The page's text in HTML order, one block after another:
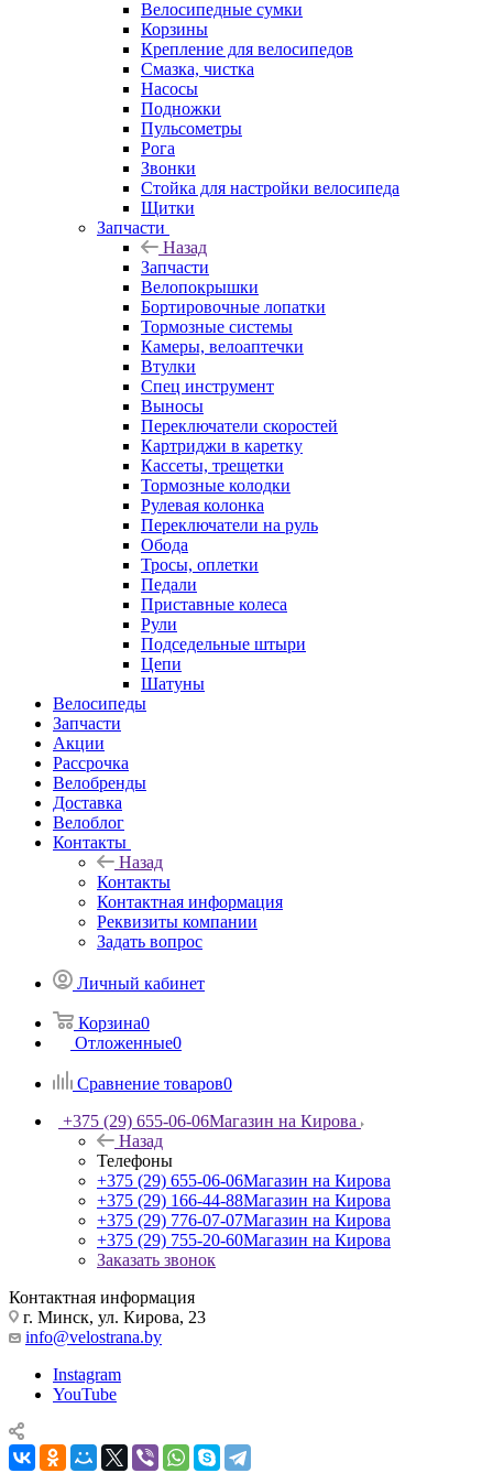
Велосипедные сумки
Корзины
Крепление для велосипедов
Смазка, чистка
Насосы
Подножки
Пульсометры
Рога
Звонки
Стойка для настройки велосипеда
Щитки
Запчасти
Назад
Запчасти
Велопокрышки
Бортировочные лопатки
Тормозные системы
Камеры, велоаптечки
Втулки
Спец инструмент
Выносы
Переключатели скоростей
Картриджи в каретку
Кассеты, трещетки
Тормозные колодки
Рулевая колонка
Переключатели на руль
Обода
Тросы, оплетки
Педали
Приставные колеса
Рули
Подседельные штыри
Цепи
Шатуны
Велосипеды
Запчасти
Акции
Рассрочка
Велобренды
Доставка
Велоблог
Контакты
Назад
Контакты
Контактная информация
Реквизиты компании
Задать вопрос
Личный кабинет
Корзина0
Отложенные0
Сравнение товаров0
+375 (29) 655-06-06Магазин на Кирова
Назад
Телефоны
+375 (29) 655-06-06Магазин на Кирова
+375 (29) 166-44-88Магазин на Кирова
+375 (29) 776-07-07Магазин на Кирова
+375 (29) 755-20-60Магазин на Кирова
Заказать звонок
Контактная информация
г. Минск, ул. Кирова, 23
info@velostrana.by
Instagram
YouTube